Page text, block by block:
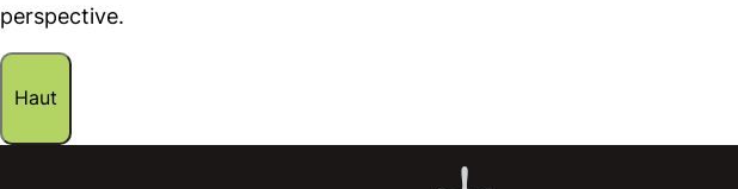
perspective.
Haut